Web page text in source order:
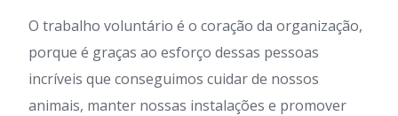
O trabalho voluntário é o coração da organização,
porque é graças ao esforço dessas pessoas
incríveis que conseguimos cuidar de nossos
animais, manter nossas instalações e promover